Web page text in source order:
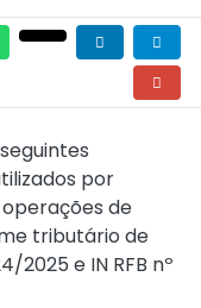
por
de
tributário de
2025 e IN RFB nº